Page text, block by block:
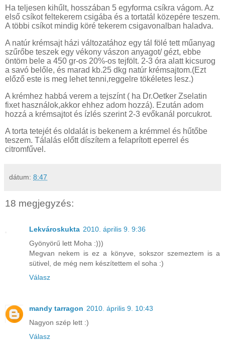
Ha teljesen kihűlt, hosszában 5 egyforma csíkra vágom. Az
első csíkot feltekerem csigába és a tortatál közepére teszem.
A többi csíkot mindig köré tekerem csigavonalban haladva.
A natúr krémsajt házi változatához egy tál fölé tett műanyag
szűrőbe teszek egy vékony vászon anyagot/ gézt, ebbe
öntöm bele a 450 gr-os 20%-os tejfölt. 2-3 óra alatt kicsurog
a savó belőle, és marad kb.25 dkg natúr krémsajtom.(Ezt
előző este is meg lehet tenni,reggelre tökéletes lesz.)
A krémhez habbá verem a tejszínt ( ha Dr.Oetker Zselatin
fixet használok,akkor ehhez adom hozzá). Ezután adom
hozzá a krémsajtot és ízlés szerint 2-3 evőkanál porcukrot.
A torta tetejét és oldalát is bekenem a krémmel és hűtőbe
teszem. Tálalás előtt díszítem a felaprított eperrel és
citromfűvel.
dátum: 8:47
18 megjegyzés:
Lekvároskukta 2010. április 9. 9:36
Gyönyörű lett Moha :)))
Megvan nekem is ez a könyve, sokszor szemeztem is a
sütivel, de még nem készítettem el soha :)
Válasz
mandy tarragon 2010. április 9. 10:43
Nagyon szép lett :)
Válasz